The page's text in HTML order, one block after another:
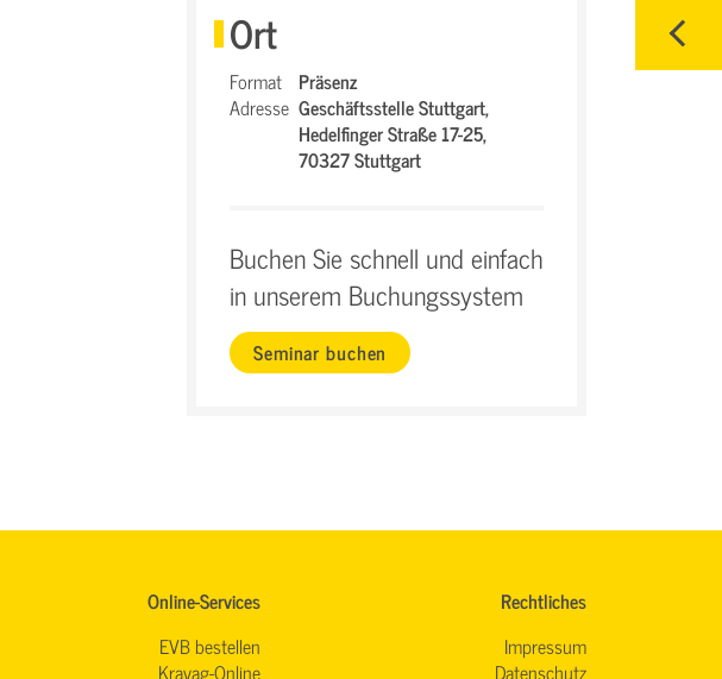
Ort
Format Präsenz
Adresse Geschäftsstelle Stuttgart,
Hedelfinger Straße 17-25,
70327 Stuttgart
Buchen Sie schnell und einfach
in unserem Buchungssystem
Seminar buchen
Online-Services
EVB bestellen
Kravag-Online
Rechtliches
Impressum
Datenschutz